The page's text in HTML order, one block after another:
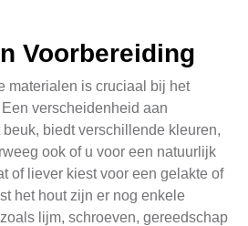
Voorbereiding
materialen is cruciaal bij het
verscheidenheid aan
biedt verschillende kleuren,
ook of u voor een natuurlijk
of liever kiest voor een gelakte of
het hout zijn er nog enkele
lijm, schroeven, gereedschap